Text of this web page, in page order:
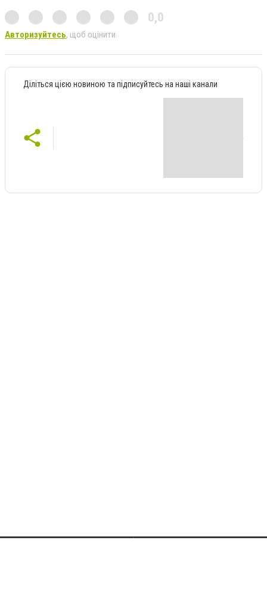
0,0
Авторизуйтесь, щоб оцінити
Діліться цією новиною та підписуйтесь на наші канали